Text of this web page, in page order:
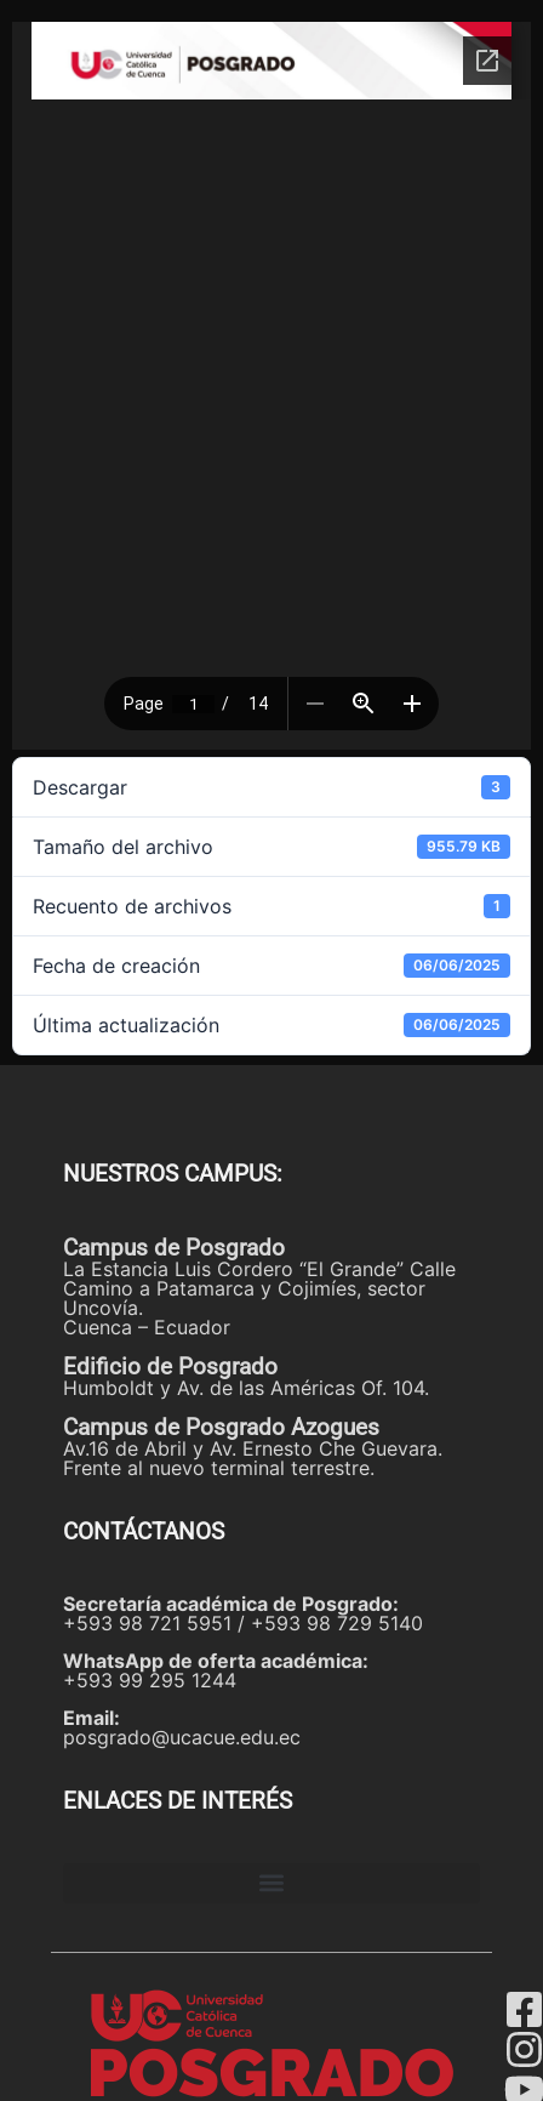
Descargar 3
Tamaño del archivo 955.79 KB
Recuento de archivos 1
Fecha de creación 06/06/2025
Última actualización 06/06/2025
NUESTROS CAMPUS:
Campus de Posgrado
La Estancia Luis Cordero “El Grande” Calle
Camino a Patamarca y Cojimíes, sector
Uncovía.
Cuenca – Ecuador
Edificio de Posgrado
Humboldt y Av. de las Américas Of. 104.
Campus de Posgrado Azogues
Av.16 de Abril y Av. Ernesto Che Guevara.
Frente al nuevo terminal terrestre.
CONTÁCTANOS
Secretaría académica de Posgrado:
+593 98 721 5951 / +593 98 729 5140
WhatsApp de oferta académica:
+593 99 295 1244
Email:
posgrado@ucacue.edu.ec
ENLACES DE INTERÉS